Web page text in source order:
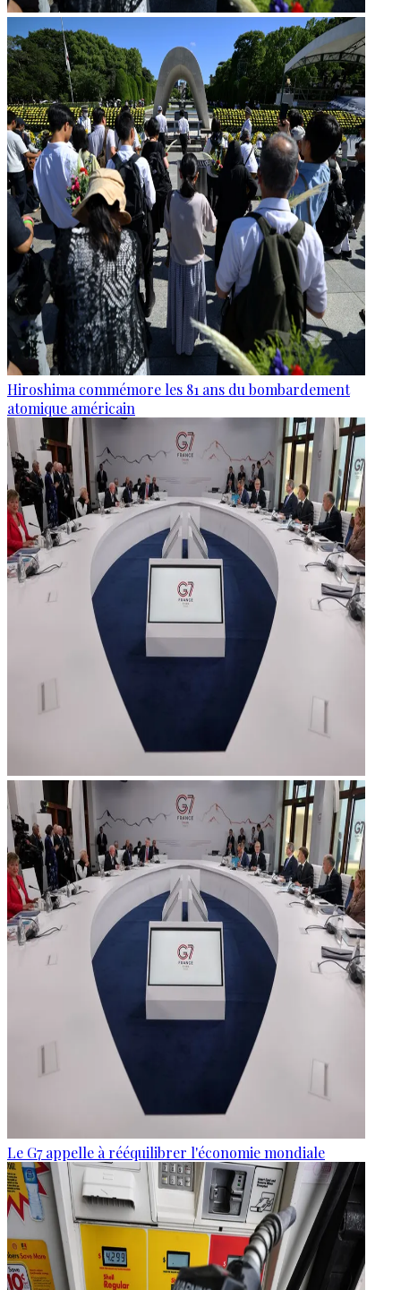
Hiroshima commémore les 81 ans du bombardement
atomique américain
Le G7 appelle à rééquilibrer l'économie mondiale